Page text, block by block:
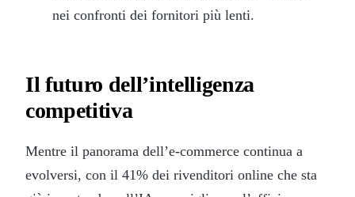
nei confronti dei fornitori più lenti.
Il futuro dell’intelligenza
competitiva
Mentre il panorama dell’e-commerce continua a
evolversi, con il 41% dei rivenditori online che sta